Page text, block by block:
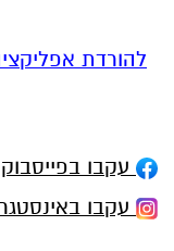
להורדת
עקבו בפייסבוק
עקבו